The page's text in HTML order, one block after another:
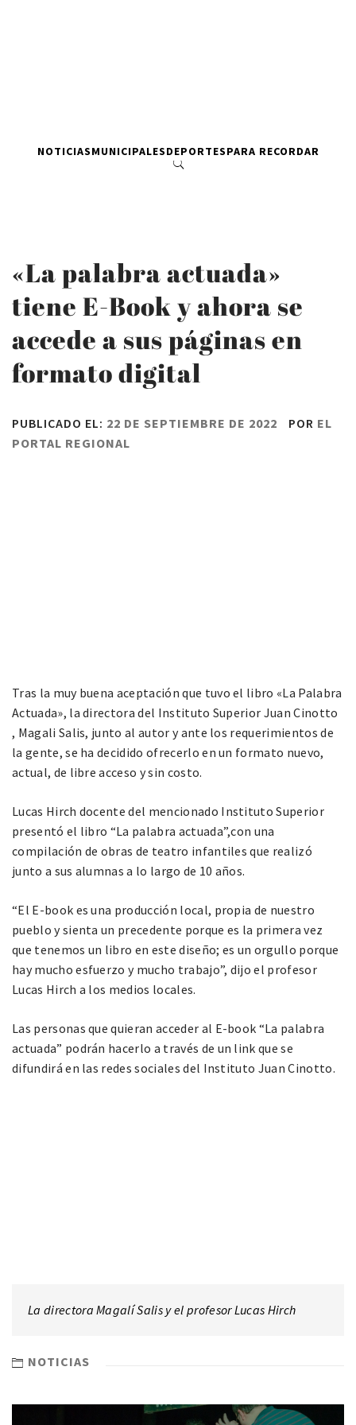
NOTICIASMUNICIPALESDEPORTESPARA RECORDAR
«La palabra actuada»
tiene E-Book y ahora se
accede a sus páginas en
formato digital
PUBLICADO EL: 22 DE SEPTIEMBRE DE 2022 POR EL
PORTAL REGIONAL
Tras la muy buena aceptación que tuvo el libro «La Palabra
Actuada», la directora del Instituto Superior Juan Cinotto
, Magali Salis, junto al autor y ante los requerimientos de
la gente, se ha decidido ofrecerlo en un formato nuevo,
actual, de libre acceso y sin costo.
Lucas Hirch docente del mencionado Instituto Superior
presentó el libro “La palabra actuada”,con una
compilación de obras de teatro infantiles que realizó
junto a sus alumnas a lo largo de 10 años.
“El E-book es una producción local, propia de nuestro
pueblo y sienta un precedente porque es la primera vez
que tenemos un libro en este diseño; es un orgullo porque
hay mucho esfuerzo y mucho trabajo”, dijo el profesor
Lucas Hirch a los medios locales.
Las personas que quieran acceder al E-book “La palabra
actuada” podrán hacerlo a través de un link que se
difundirá en las redes sociales del Instituto Juan Cinotto.
La directora Magalí Salis y el profesor Lucas Hirch
NOTICIAS